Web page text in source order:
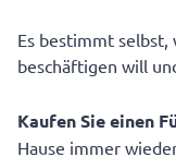
Es bestimmt selbst,
beschäftigen will
Kaufen Sie einen
Hause immer